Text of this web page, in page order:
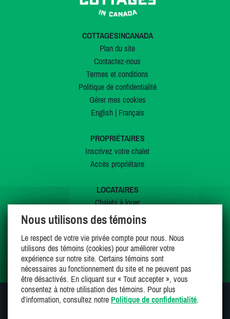
COTTAGESINCANADA
Plan du site
Contactez-nous
Termes et conditions
Politique de confidentialité
Gérer mes cookies
English| Français
PROPRIÉTAIRES
Inscrivez votre chalet
Accès propriétaire
LOCATAIRES
Chalets à louer
Chalets à vendre
Offres spéciales
Mes favoris
SUIVEZ-NOUS SUR
Nous utilisons des témoins
Le respect de votre vie privée compte pour nous. Nous
utilisons des témoins (cookies) pour améliorer votre
expérience sur notre site. Certains témoins sont
nécessaires au fonctionnement du site et ne peuvent pas
être désactivés. En cliquant sur « Tout accepter », vous
consentez à notre utilisation des témoins. Pour plus
d’information, consultez notre Politique de confidentialité.